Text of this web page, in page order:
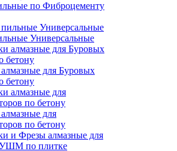
по Фиброцементу
Универсальные
для Буровых
бетону
для
по бетону